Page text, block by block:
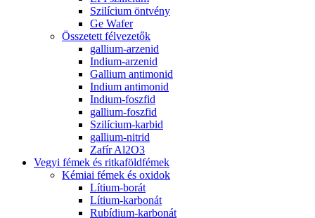
Szilícium öntvény
Ge Wafer
Összetett félvezetők
gallium-arzenid
Indium-arzenid
Gallium antimonid
Indium antimonid
Indium-foszfid
gallium-foszfid
Szilícium-karbid
gallium-nitrid
Zafír Al2O3
Vegyi fémek és ritkaföldfémek
Kémiai fémek és oxidok
Lítium-borát
Lítium-karbonát
Rubídium-karbonát